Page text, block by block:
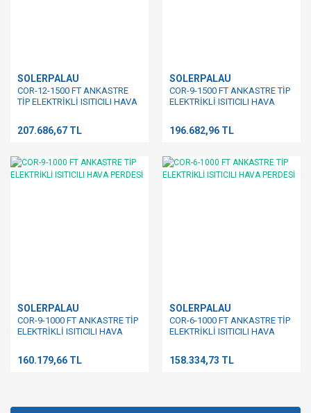
SOLERPALAU
COR-12-1500 FT ANKASTRE
TİP ELEKTRİKLİ ISITICILI HAVA
207.686,67 TL
SOLERPALAU
COR-9-1500 FT ANKASTRE TİP
ELEKTRİKLİ ISITICILI HAVA
196.682,96 TL
SOLERPALAU
COR-9-1000 FT ANKASTRE TİP
ELEKTRİKLİ ISITICILI HAVA
160.179,66 TL
SOLERPALAU
COR-6-1000 FT ANKASTRE TİP
ELEKTRİKLİ ISITICILI HAVA
158.334,73 TL